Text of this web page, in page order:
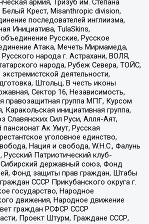
армия, Тризуб им. Степана
Крест, Misanthropic division,
последователей инглиизма,
Инициатива, TulaSkins,
Русские, Русское
Атака, Мечеть Мирмамеда,
народа г. Астрахани, ВОЛЯ,
народа, Рубеж Севера, ТОЙС,
деятельности,
Штольц, В честь иконы
Сектор 16, Независимость,
правозащитная группа МПГ, Курсом
инициативная группа,
Славянских Сил Руси, Алля-Аят,
пансионат Ак Умут, Русская
уголовное единство,
Нация и свобода, W.H.С., Фалунь
Патриотический клуб-
державный союз, Фонд
Фонд защиты прав граждан, Штабы
СССР Прикубанского округа г.
государство, Народное
движения, Народное движение
граждан РСФСР СССР
Проект Штурм, Граждане СССР,